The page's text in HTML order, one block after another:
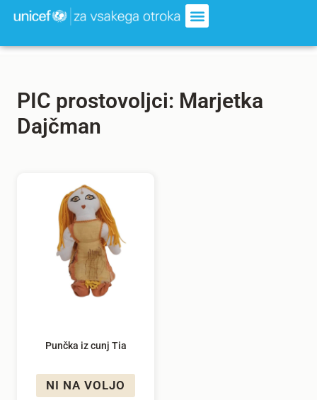
PIC prostovoljci: Marjetka
Dajčman
Punčka iz cunj Tia
NI NA VOLJO